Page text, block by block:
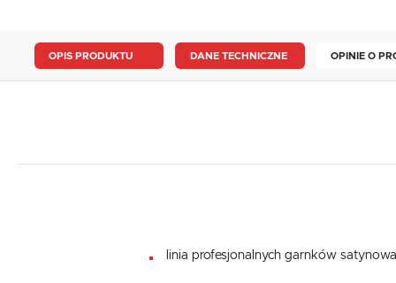
OPIS PRODUKTU DANE TECHNICZNE OPINIE O
linia profesjonalnych garnków